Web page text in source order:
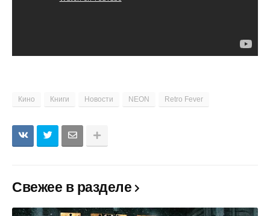
Кино Книги Новости NEON Retro Fever
Свежее в разделе